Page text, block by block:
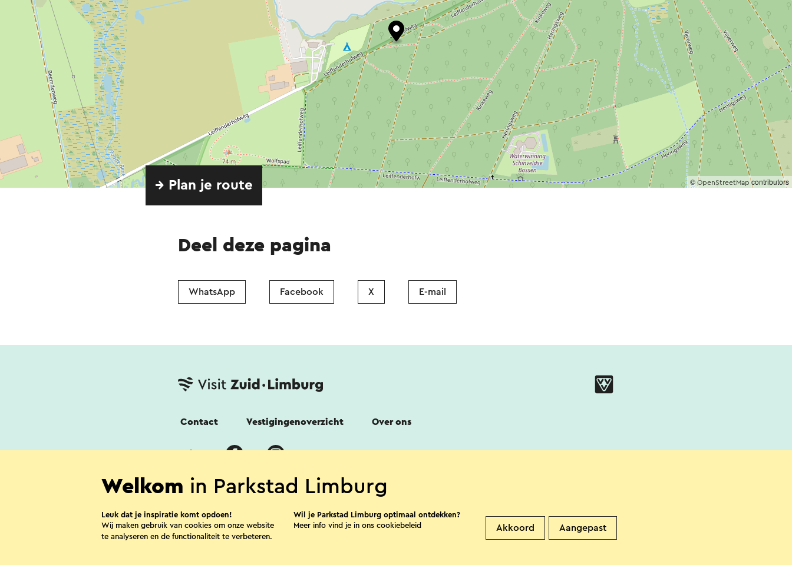
© OpenStreetMapcontributors
→ Plan je route
Deel deze pagina
WhatsApp Facebook X E-mail
Contact Vestigingenoverzicht Over ons
Disclaimer Colofon Voor partners
Welkom in Parkstad Limburg
Leuk dat je inspiratie komt opdoen!
Wij maken gebruik van cookies om onze website
te analyseren en de functionaliteit te verbeteren.
Wil je Parkstad Limburg optimaal ontdekken?
Meer info vind je in ons cookiebeleid Akkoord Aangepast